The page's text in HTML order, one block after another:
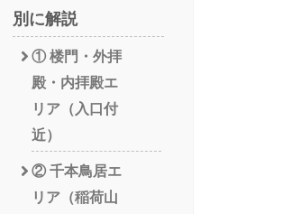
別に解説
① 楼門・外拝
殿・内拝殿エ
リア（入口付
近）
② 千本鳥居エ
リア（稲荷山